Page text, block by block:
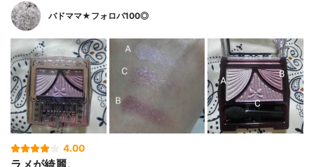
バドママ★フォロバ100◎
4.00
ラメが綺麗。